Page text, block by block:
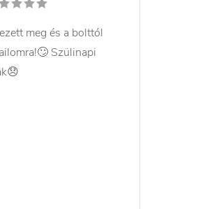
meg és a bolttól
Szülinapi